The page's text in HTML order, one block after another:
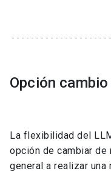
Opción
La flexibilidad del
opción de cambiar
general a realizar una